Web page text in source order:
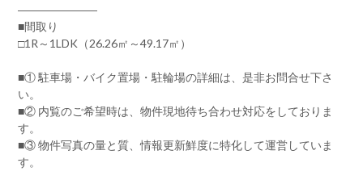
―――――――
■間取り
□1R～1LDK（26.26㎡～49.17㎡）
■① 駐車場・バイク置場・駐輪場の詳細は、是非お問合せ下さ
い。
■② 内覧のご希望時は、物件現地待ち合わせ対応をしておりま
す。
■③ 物件写真の量と質、情報更新鮮度に特化して運営していま
す。